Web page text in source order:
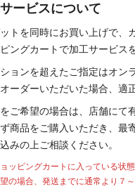
ービスについて
ト を同時にお買い上げで、
ングカートで加工サービス
ョンを超えたご指定はオン
ーダーいただいた場合、適
ご希望の場合は、店舗にて
商品をご購入いただき、最
みの上ご相談ください。
ッピングカートに入っている状
の場合、発送までに通常より ７